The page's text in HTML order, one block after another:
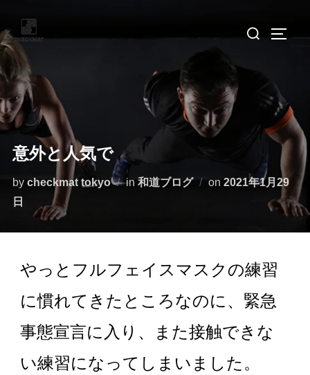
意外と人気で
by checkmat tokyo in 和道ブログ on 2021年1月29
日
やっとフルフェイスマスクの練習
に慣れてきたところなのに、緊急
事態宣言に入り、また接触できな
い練習になってしまいました。